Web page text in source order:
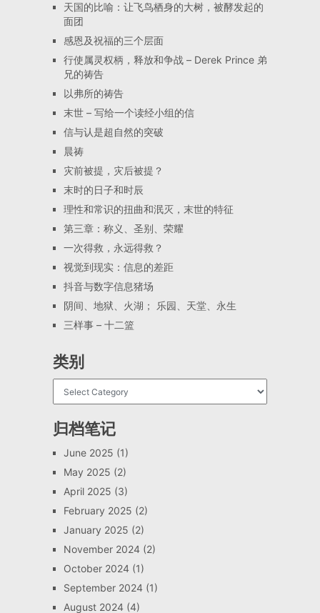
天国的比喻：让飞鸟栖身的大树，被酵发起的
面团
感恩及祝福的三个层面
行使属灵权柄，释放和争战 – Derek Prince 弟
兄的祷告
以弗所的祷告
末世 – 写给一个读经小组的信
信与认是超自然的突破
晨祷
灾前被提，灾后被提？
末时的日子和时辰
理性和常识的扭曲和泯灭，末世的特征
第三章：称义、圣别、荣耀
一次得救，永远得救？
视觉到现实：信息的差距
抖音与数字信息猪场
阴间、地狱、火湖； 乐园、天堂、永生
三样事 – 十二篮
类别
归档笔记
June 2025 (1)
May 2025 (2)
April 2025 (3)
February 2025 (2)
January 2025 (2)
November 2024(2)
October 2024(1)
September 2024(1)
August 2024(4)